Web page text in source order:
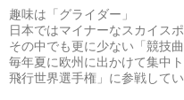
趣味は「グライダー」
日本ではマイナーなスカイス
その中でも更に少ない「競技
毎年夏に欧州に出かけて集中
飛行世界選手権」に参戦してい